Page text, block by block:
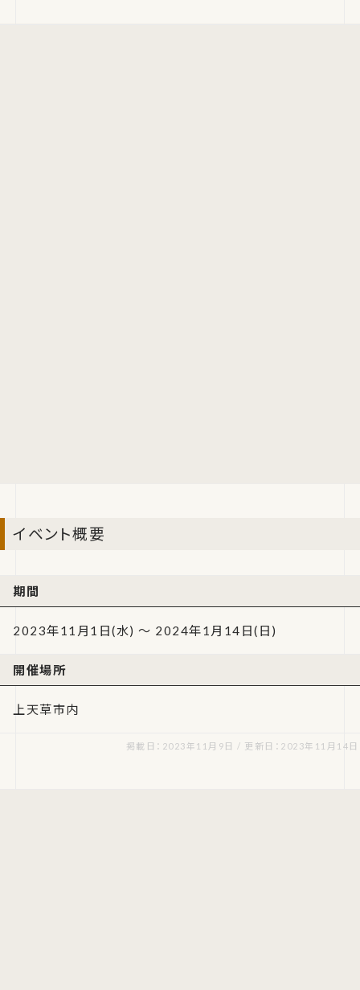
イベント概要
期間
2023年11月1日(水) ～ 2024年1月14日(日)
開催場所
上天草市内
掲載日：2023年11月9日 / 更新日：2023年11月14日